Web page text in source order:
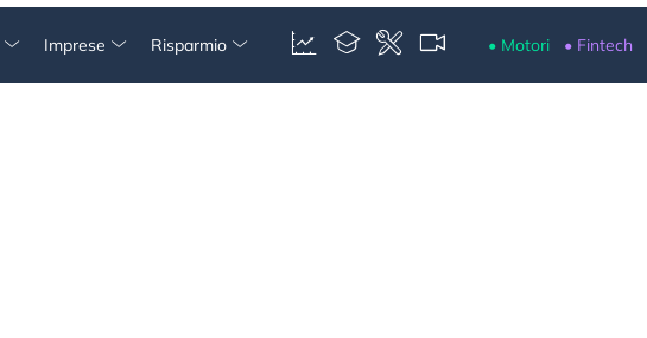
Imprese Risparmio • Motori • Fintech